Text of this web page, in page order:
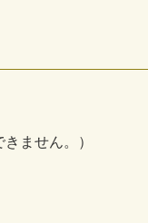
ません。）